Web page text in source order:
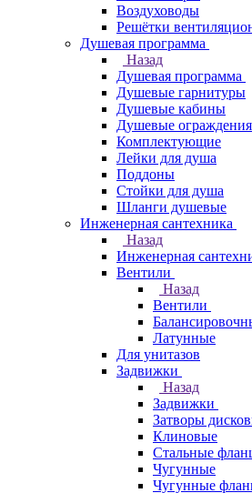
Воздуховоды
Решётки
Душевая программа
Назад
Душевая программа
Душевые гарнитуры
Душевые кабины
Душевые ограждения
Комплектующие
Лейки для душа
Поддоны
Стойки для душа
Шланги душевые
Инженерная сантехника
Назад
Инженерная
Вентили
Назад
Вентили
Латунные
Для унитазов
Задвижки
Назад
Задвижки
Затворы
Клиновые
Стальные
Чугунные
Чугунные